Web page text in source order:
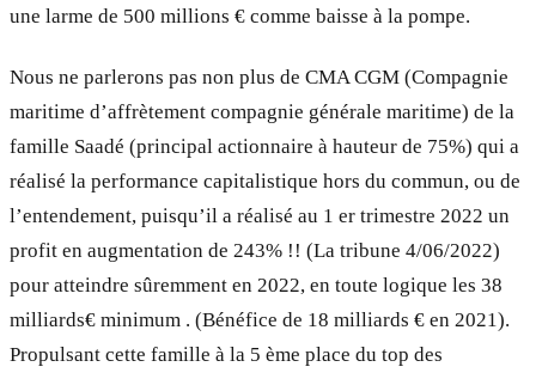
une larme de 500 millions € comme baisse à la pompe.
Nous ne parlerons pas non plus de CMA CGM (Compagnie
maritime d’affrètement compagnie générale maritime) de la
famille Saadé (principal actionnaire à hauteur de 75%) qui a
réalisé la performance capitalistique hors du commun, ou de
l’entendement, puisqu’il a réalisé au 1 er trimestre 2022 un
profit en augmentation de 243% !! (La tribune 4/06/2022)
pour atteindre sûremment en 2022, en toute logique les 38
milliards€ minimum . (Bénéfice de 18 milliards € en 2021).
Propulsant cette famille à la 5 ème place du top des